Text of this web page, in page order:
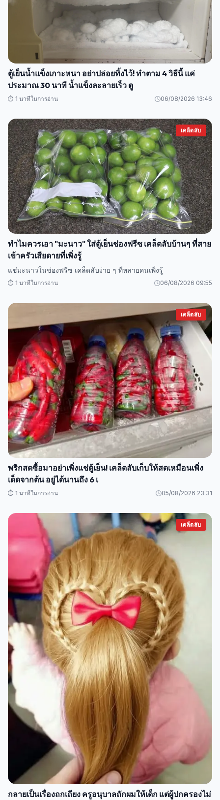
ตู้เย็นน้ำแข็งเกาะหนา อย่าปล่อยทิ้งไว้! ทำตาม 4 วิธีนี้ แค่
ประมาณ 30 นาที น้ำแข็งละลายเร็ว ตู
⏱️ 1 นาทีในการอ่าน 06/08/2026 13:46
เคล็ดลับ
ทำไมควรเอา "มะนาว" ใส่ตู้เย็นช่องฟรีซ เคล็ดลับบ้านๆ ที่สาย
เข้าครัวเสียดายที่เพิ่งรู้
แช่มะนาวในช่องฟรีซ เคล็ดลับง่าย ๆ ที่หลายคนเพิ่งรู้
⏱️ 1 นาทีในการอ่าน 06/08/2026 09:55
เคล็ดลับ
พริกสดซื้อมาอย่าเพิ่งแช่ตู้เย็น! เคล็ดลับเก็บให้สดเหมือนเพิ่ง
เด็ดจากต้น อยู่ได้นานถึง 6 เ
⏱️ 1 นาทีในการอ่าน 05/08/2026 23:31
เคล็ดลับ
กลายเป็นเรื่องถกเถียง ครูอนุบาลถักผมให้เด็ก แต่ผู้ปกครองไม่